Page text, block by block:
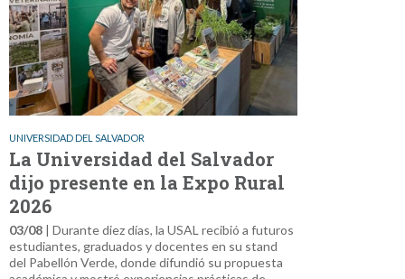
UNIVERSIDAD DEL SALVADOR
La Universidad del Salvador
dijo presente en la Expo Rural
2026
03/08 | Durante diez días, la USAL recibió a futuros
estudiantes, graduados y docentes en su stand
del Pabellón Verde, donde difundió su propuesta